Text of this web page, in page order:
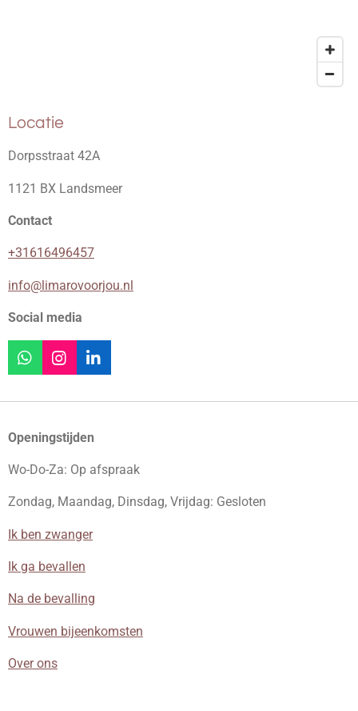
Locatie
Dorpsstraat 42A
1121 BX Landsmeer
Contact
+31616496457
info@limarovoorjou.nl
Social media
W
h
A
p
I
n
g
a
L
i
d
n
Openingstijden
Wo-Do-Za: Op afspraak
Zondag, Maandag, Dinsdag, Vrijdag: Gesloten
Ik ben zwanger
Ik ga bevallen
Na de bevalling
Vrouwen bijeenkomsten
Over ons